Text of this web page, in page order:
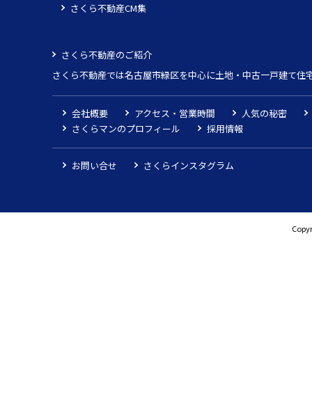
さくら不動産CM集
さくら不動産のご紹介
さくら不動産では名古屋市緑区を中心に土地・中古一戸建て
会社概要 アクセス・営業時間
人気の秘密
さくらマンのプロフィール
採用情報
お問い合せ さくらインスタグラム